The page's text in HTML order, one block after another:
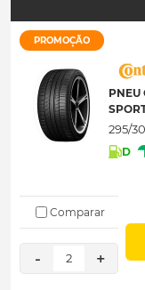
PROMOÇÃO
PNEU
295/
D
Comparar
- 2 +